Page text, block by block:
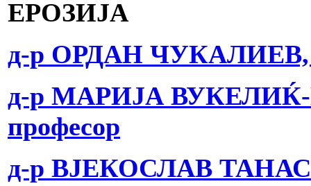
ЕРОЗИЈА
д-р ОРДАН ЧУКАЛИЕВ,
д-р МАРИЈА
професор
д-р ВЈЕКОСЛАВ